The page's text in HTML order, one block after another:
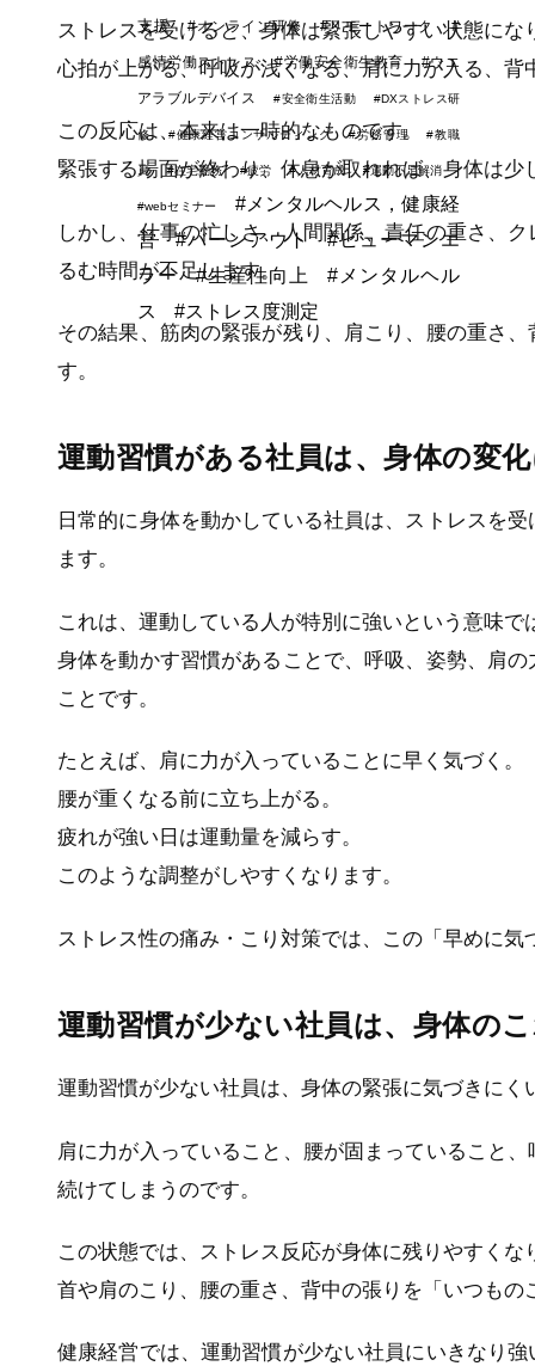
ストレスを受けると、身体は緊張しやすい状態にな
心拍が上がる、呼吸が浅くなる、肩に力が入る、
この反応は、本来は一時的なものです。
緊張する場面が終わり、休息が取れれば、身体は少
しかし、仕事の忙しさ、人間関係、責任の重さ、
るむ時間が不足します。
その結果、筋肉の緊張が残り、肩こり、腰の重さ
す。
運動習慣がある社員は、身体の変
日常的に身体を動かしている社員は、ストレスを
ます。
これは、運動している人が特別に強いという意味で
身体を動かす習慣があることで、呼吸、姿勢、肩
ことです。
たとえば、肩に力が入っていることに早く気づく。
腰が重くなる前に立ち上がる。
疲れが強い日は運動量を減らす。
このような調整がしやすくなります。
ストレス性の痛み・こり対策では、この「早めに
運動習慣が少ない社員は、身体の
運動習慣が少ない社員は、身体の緊張に気づきにく
肩に力が入っていること、腰が固まっていること
続けてしまうのです。
この状態では、ストレス反応が身体に残りやすくな
首や肩のこり、腰の重さ、背中の張りを「いつも
健康経営では、運動習慣が少ない社員にいきなり
支援
#オンライン研修 #リモートワーク #
感情労働ストレス #労働安全衛生教育 #ウエ
アラブルデバイス #安全衛生活動 #DXストレス研
修 #健康経営コンサルティング #労務管理 #教職
員 #在宅勤務 #疲労 #人材育成 #運動不足解消
#webセミナー
#メンタルヘルス，健康経
営
#バーンアウト
#ヒューマンエ
ラー
#生産性向上
#メンタルヘル
ス
#ストレス度測定